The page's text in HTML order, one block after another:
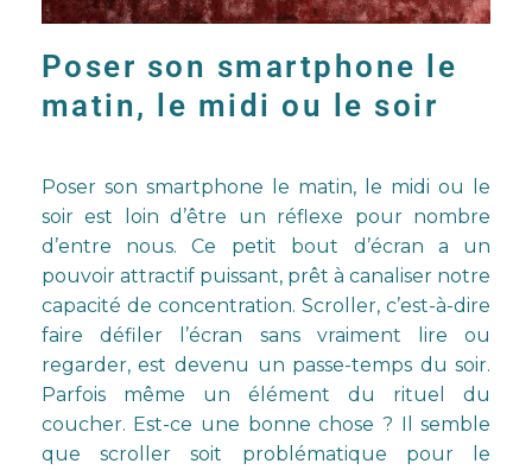
Poser son smartphone le
matin, le midi ou le soir
Poser son smartphone le matin, le midi ou le
soir est loin d’être un réflexe pour nombre
d’entre nous. Ce petit bout d’écran a un
pouvoir attractif puissant, prêt à canaliser notre
capacité de concentration. Scroller, c’est-à-dire
faire défiler l’écran sans vraiment lire ou
regarder, est devenu un passe-temps du soir.
Parfois même un élément du rituel du
coucher. Est-ce une bonne chose ? Il semble
que scroller soit problématique pour le